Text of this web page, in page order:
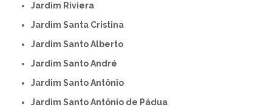
Jardim Riviera
Jardim Santa Cristina
Jardim Santo Alberto
Jardim Santo André
Jardim Santo Antônio
Jardim Santo Antônio de Pádua